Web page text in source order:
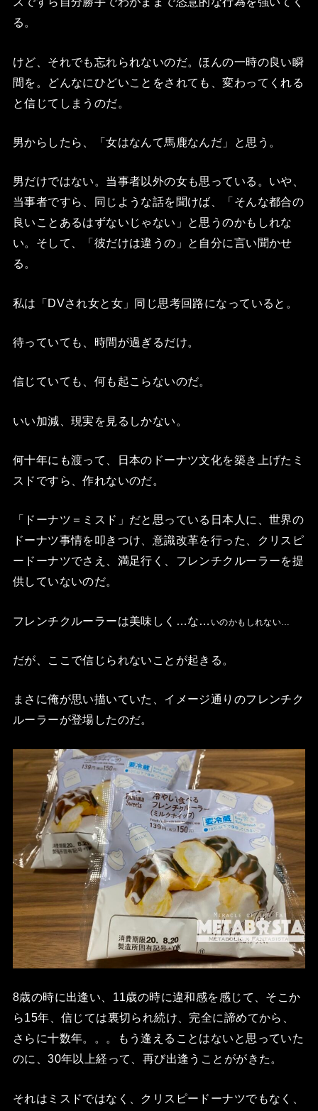
る。
けど、それでも忘れられないのだ。ほんの一時の良い瞬
間を。どんなにひどいことをされても、変わってくれる
と信じてしまうのだ。
男からしたら、「女はなんて馬鹿なんだ」と思う。
男だけではない。当事者以外の女も思っている。いや、
当事者ですら、同じような話を聞けば、「そんな都合の
良いことあるはずないじゃない」と思うのかもしれな
い。そして、「彼だけは違うの」と自分に言い聞かせ
る。
私は「DVされ女と女」同じ思考回路になっていると。
待っていても、時間が過ぎるだけ。
信じていても、何も起こらないのだ。
いい加減、現実を見るしかない。
何十年にも渡って、日本のドーナツ文化を築き上げたミ
スドですら、作れないのだ。
「ドーナツ＝ミスド」だと思っている日本人に、世界の
ドーナツ事情を叩きつけ、意識改革を行った、クリスピ
ードーナツでさえ、満足行く、フレンチクルーラーを提
供していないのだ。
フレンチクルーラーは美味しく…な… いのかもしれない…
だが、ここで信じられないことが起きる。
まさに俺が思い描いていた、イメージ通りのフレンチク
ルーラーが登場したのだ。
8歳の時に出逢い、11歳の時に違和感を感じて、そこか
ら15年、信じては裏切られ続け、完全に諦めてから、
さらに十数年。。。もう逢えることはないと思っていた
のに、30年以上経って、再び出逢うことががきた。
それはミスドではなく、クリスピードーナツでもなく、